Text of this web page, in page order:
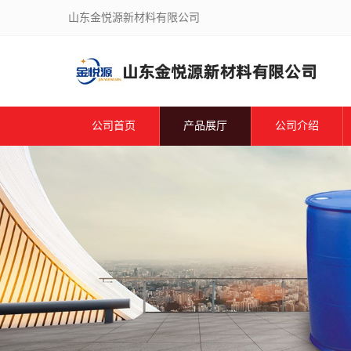
山东金悦源新材料有限公司
公司首页 产品展厅 公司介绍